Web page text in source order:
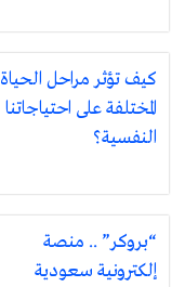
كيف تؤثر مراحل الحياة
المختلفة على احتياجاتنا
النفسية؟
“بروكر” .. منصة
إلكترونية سعودية